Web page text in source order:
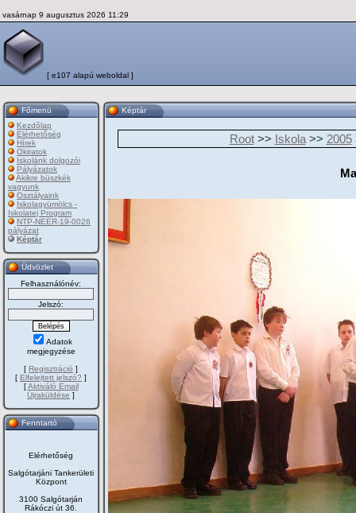
vasárnap 9 augusztus 2026 11:29
[ e107 alapú weboldal ]
Főmenü
Kezdõlap
Elérhetőség
Hírek
Okiratok
Iskolánk dolgozói
Pályázatok
Akikre büszkék
vagyunk
Osztályaink
Iskolagyümölcs -
Iskolatej Program
NTP-NEER-19-0026
pályázat
Képtár
Üdvözlet
Felhasználónév:
Jelszó:
Adatok
megjegyzése
[ Regisztráció ]
[ Elfelejtett jelszó? ]
[Aktiváló Email
Újraküldése ]
Fenntartó
Elérhetőség
Salgótarjáni Tankerületi
Központ
3100 Salgótarján
Rákóczi út 36.
Képtár
Root>> Iskola>> 2005